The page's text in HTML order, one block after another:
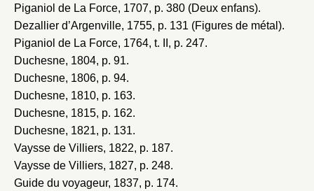
Piganiol de La Force, 1707, p. 380 (Deux enfans).
Dezallier d’Argenville, 1755, p. 131 (Figures de métal).
Piganiol de La Force, 1764, t. II, p. 247.
Duchesne, 1804, p. 91.
Duchesne, 1806, p. 94.
Duchesne, 1810, p. 163.
Duchesne, 1815, p. 162.
Duchesne, 1821, p. 131.
Vaysse de Villiers, 1822, p. 187.
Vaysse de Villiers, 1827, p. 248.
Guide du voyageur, 1837, p. 174.